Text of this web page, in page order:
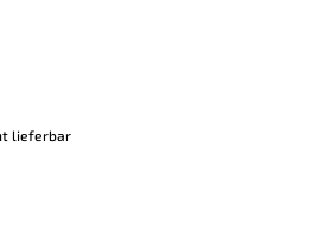
lieferbar